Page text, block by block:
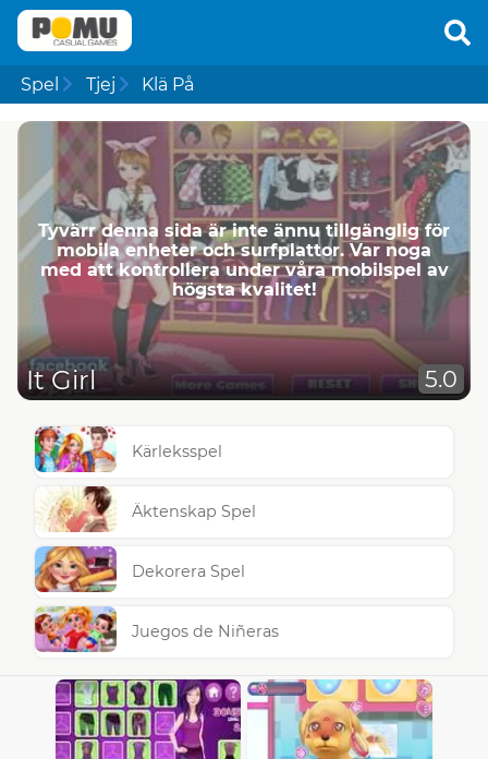
Spel Tjej Klä På
Tyvärr denna sida är inte ännu tillgänglig för
mobila enheter och surfplattor. Var noga
med att kontrollera under våra mobilspel av
högsta kvalitet!
It Girl 5.0
Kärleksspel
Äktenskap Spel
Dekorera Spel
Juegos de Niñeras